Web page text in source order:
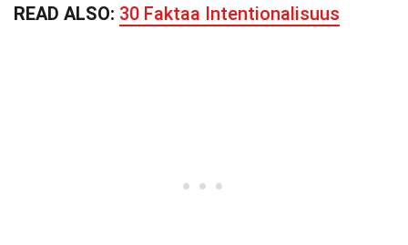
READ ALSO: 30 Faktaa Intentionalisuus